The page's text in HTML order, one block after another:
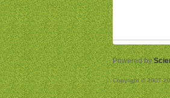
Powered by
Copyright © 2007-